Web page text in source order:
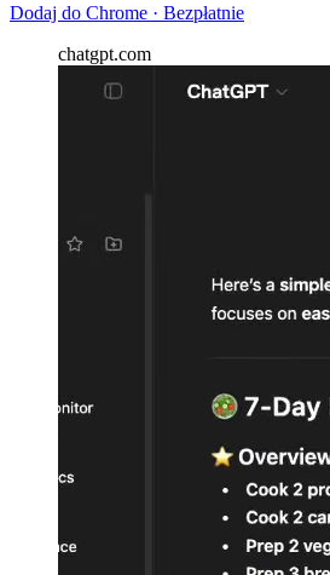
Dodaj do Chrome · Bezpłatnie
chatgpt.com